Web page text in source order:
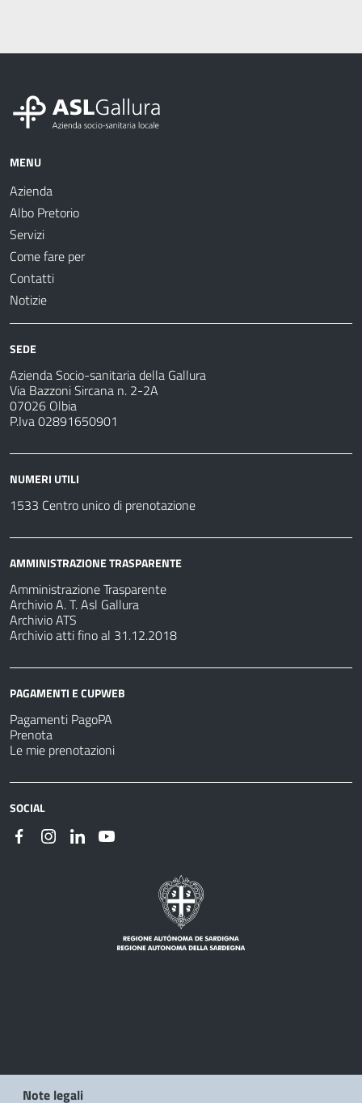
MENU
Azienda
Albo Pretorio
Servizi
Come fare per
Contatti
Notizie
SEDE
Azienda Socio-sanitaria della Gallura
Via Bazzoni Sircana n. 2-2A
07026 Olbia
P.Iva 02891650901
NUMERI UTILI
1533 Centro unico di prenotazione
AMMINISTRAZIONE TRASPARENTE
Amministrazione Trasparente
Archivio A. T. Asl Gallura
Archivio ATS
Archivio atti fino al 31.12.2018
PAGAMENTI E CUPWEB
Pagamenti PagoPA
Prenota
Le mie prenotazioni
SOCIAL
Note legali